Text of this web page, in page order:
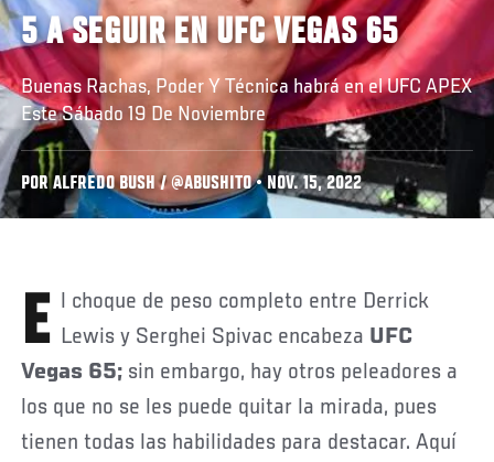
5 A SEGUIR EN UFC VEGAS 65
Buenas Rachas, Poder Y Técnica habrá en el UFC APEX
Este Sábado 19 De Noviembre
POR ALFREDO BUSH / @ABUSHITO • NOV. 15, 2022
El choque de peso completo entre Derrick Lewis y Serghei Spivac encabeza UFC
Vegas 65; sin embargo, hay otros peleadores a
los que no se les puede quitar la mirada, pues
tienen todas las habilidades para destacar. Aquí